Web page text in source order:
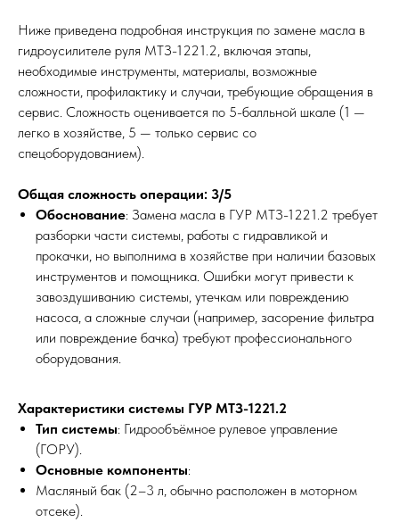
Ниже приведена подробная инструкция по замене масла в
гидроусилителе руля МТЗ-1221.2, включая этапы,
необходимые инструменты, материалы, возможные
сложности, профилактику и случаи, требующие обращения в
сервис. Сложность оценивается по 5-балльной шкале (1 —
легко в хозяйстве, 5 — только сервис со
спецоборудованием).
Общая сложность операции: 3/5
Обоснование: Замена масла в ГУР МТЗ-1221.2 требует
разборки части системы, работы с гидравликой и
прокачки, но выполнима в хозяйстве при наличии базовых
инструментов и помощника. Ошибки могут привести к
завоздушиванию системы, утечкам или повреждению
насоса, а сложные случаи (например, засорение фильтра
или повреждение бачка) требуют профессионального
оборудования.
Характеристики системы ГУР МТЗ-1221.2
Тип системы: Гидрообъёмное рулевое управление
(ГОРУ).
Основные компоненты:
Масляный бак (2–3 л, обычно расположен в моторном
отсеке).